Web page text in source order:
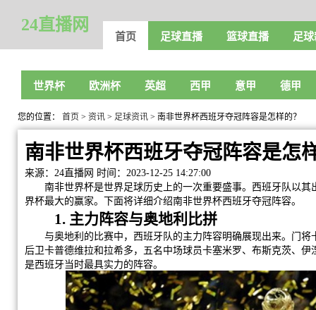
24直播网
首页 足球直播 篮球直播 足
世界杯 欧洲杯 英超 西甲 意甲 德甲
您的位置： 首页 > 资讯 > 足球资讯 > 南非世界杯西班牙夺冠阵容是怎样的？
南非世界杯西班牙夺冠阵容是怎
来源：24直播网 时间：2023-12-25 14:27:00
南非世界杯是世界足球历史上的一次重要盛事。西班牙队以其
界杯最大的赢家。下面将详细介绍南非世界杯西班牙夺冠阵容。
1. 主力阵容与奥地利比拼
与奥地利的比赛中，西班牙队的主力阵容明确展现出来。门将
后卫卡普德维拉和拉希多，五名中场球员卡塞米罗、布斯克茨、
是西班牙当时最具实力的阵容。